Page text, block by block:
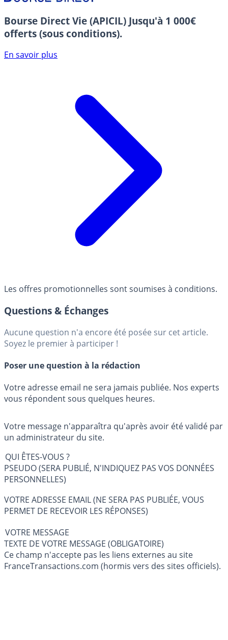
Bourse Direct Vie (APICIL) Jusqu'à 1 000€
offerts (sous conditions).
En savoir plus
Les offres promotionnelles sont soumises à conditions.
Questions & Échanges
Aucune question n'a encore été posée sur cet article.
Soyez le premier à participer !
Poser une question à la rédaction
Votre adresse email ne sera jamais publiée. Nos experts
vous répondent sous quelques heures.
Votre message n'apparaîtra qu'après avoir été validé par
un administrateur du site.
QUI ÊTES-VOUS ?
PSEUDO (SERA PUBLIÉ, N'INDIQUEZ PAS VOS DONNÉES
PERSONNELLES)
VOTRE ADRESSE EMAIL (NE SERA PAS PUBLIÉE, VOUS
PERMET DE RECEVOIR LES RÉPONSES)
VOTRE MESSAGE
TEXTE DE VOTRE MESSAGE (OBLIGATOIRE)
Ce champ n'accepte pas les liens externes au site
FranceTransactions.com (hormis vers des sites officiels).